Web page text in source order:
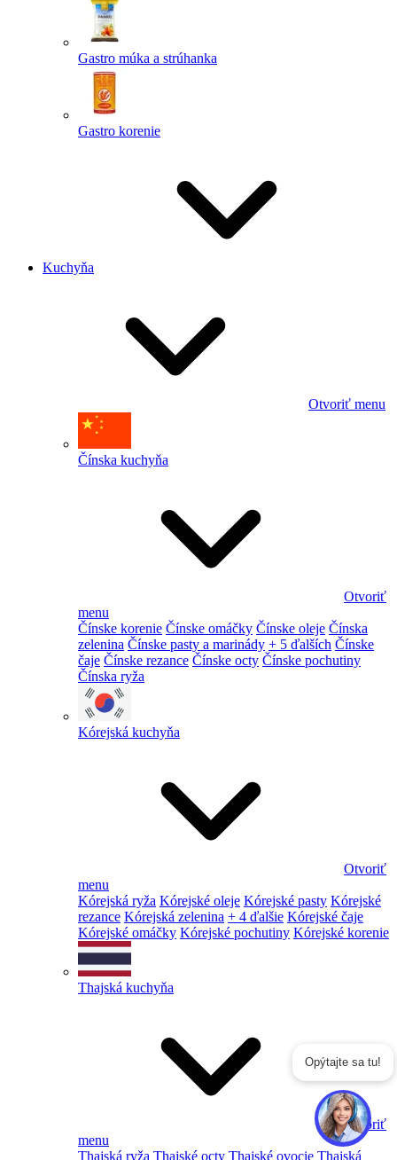
Gastro múka a strúhanka
Gastro korenie
Kuchyňa
Otvoriť menu
Čínska kuchyňa
Otvoriť
menu
Čínske korenie Čínske omáčky Čínske oleje Čínska
zelenina Čínske pasty a marinády + 5 ďalších Čínske
čaje Čínske rezance Čínske octy Čínske pochutiny
Čínska ryža
Kórejská kuchyňa
Otvoriť
menu
Kórejská ryža Kórejské oleje Kórejské pasty Kórejské
rezance Kórejská zelenina + 4 ďalšie Kórejské čaje
Kórejské omáčky Kórejské pochutiny Kórejské korenie
Thajská kuchyňa
Otvoriť
menu
Thajská ryža Thajské octy Thajské ovocie Thajská
Opýtajte sa tu!